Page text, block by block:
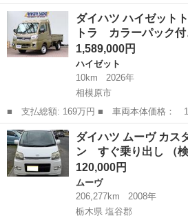
ー名： ダイハツ ■ 車種名： ムーヴキャ
名： ストライプスＧ 届出済未使用車
イド シート...
神奈川 藤沢市 ダイハツ
ダイハツ ハイゼット
トラ カラーパック
1,589,000円
ハイゼット
10km
2026年
相模原市
■ 支払総額: 169万円 ■ 車両本体価格： 1,589,000 円 ■ メーカー
名： ダイハツ ■ 車種名： ハイゼットト
名： ジャンボエクストラ カラーパック
Ｄ フォグ コ...
神奈川 相模原市 ハイゼット
ダイハツ ムーヴ カ
ン すぐ乗り出し （検
120,000円
ムーヴ
206,277km
2008年
栃木県 塩谷郡